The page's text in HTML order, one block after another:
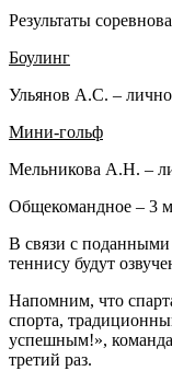
Результаты
Боулинг
Ульянов А.С. –
Мини-гольф
Мельникова А.Н. –
Общекомандное – 3
В связи с поданными
теннису будут
Напомним, что
спорта,
успешным!»,
третий раз.